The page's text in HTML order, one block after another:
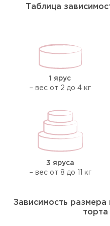
Таблица
1 ярус
– вес от 2 до 4 кг
3 яруса
– вес от 8 до 11 кг
Зависимость размера
торта